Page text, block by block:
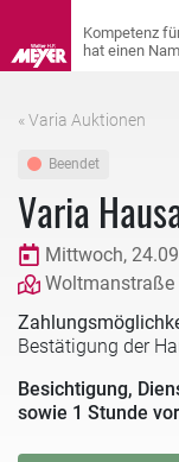
« Varia Auktionen
Beendet
Varia
Mittwoch,
Woltmanstraße
Bestätigung der
Besichtigung,
sowie 1 Stunde